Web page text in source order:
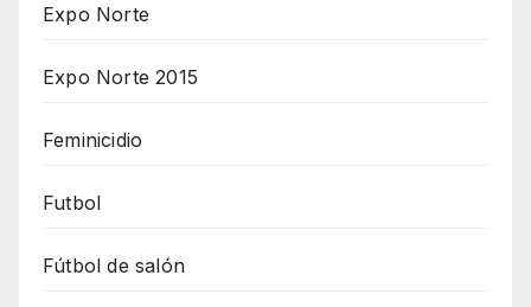
Expo Norte
Expo Norte 2015
Feminicidio
Futbol
Fútbol de salón